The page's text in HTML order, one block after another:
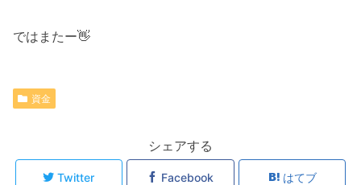
ではまたー👋
資金
シェアする
Twitter Facebook はてブ